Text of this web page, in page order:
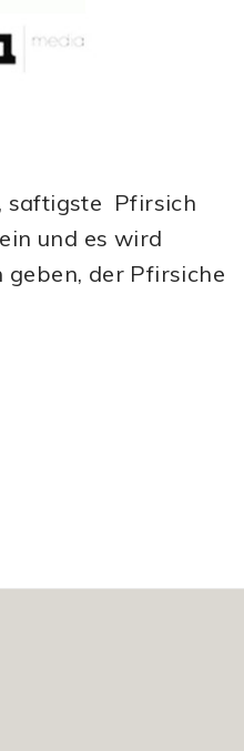
saftigste Pfirsich
und es wird
geben, der Pfirsiche